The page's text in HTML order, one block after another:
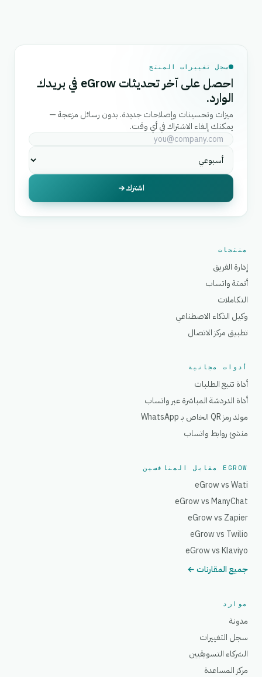
سجل تغييرات المنتج
احصل على آخر تحديثات eGrow في بريدك
الوارد.
ميزات وتحسينات وإصلاحات جديدة. بدون رسائل مزعجة —
يمكنك إلغاء الاشتراك في أي وقت.
اشترك
منتجات
إدارة الفريق
أتمتة واتساب
التكاملات
وكيل الذكاء الاصطناعي
تطبيق مركز الاتصال
أدوات مجانية
أداة تتبع الطلبات
أداة الدردشة المباشرة عبر واتساب
مولد رمز QR الخاص بـ WhatsApp
منشئ روابط واتساب
EGROW مقابل المنافسين
eGrow vs Wati
eGrow vs ManyChat
eGrow vs Zapier
eGrow vs Twilio
eGrow vs Klaviyo
جميع المقارنات ←
موارد
مدونة
سجل التغييرات
الشركاء التسويقيين
مركز المساعدة